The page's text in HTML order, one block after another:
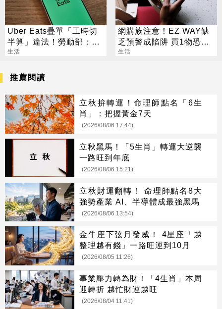
Uber Eats疊單「工時切
半算」違法！勞動部：每
案可罰2萬
生活
網購族注意！EZ WAY缺
乏預警成陷阱 買1物恐挨
罰百萬
生活
推薦閱讀
立秋拚轉運！命理師點名「6生
肖」：把握黃金7天
(2026/08/06 17:44)
立秋黑馬！「5生肖」轉運大逆襲
一路旺到年底
(2026/08/06 15:21)
立秋財運翻轉！ 命理師點名8大
強勢產業 AI、半導體成最強黑馬
(2026/08/06 13:54)
金牛座下弦月發威！ 4星座「越
整理越有錢」一路旺運到10月
(2026/08/05 11:26)
事業壓力轉為財！「4生肖」本周
迎轉折 越忙財運越旺
(2026/08/04 11:41)